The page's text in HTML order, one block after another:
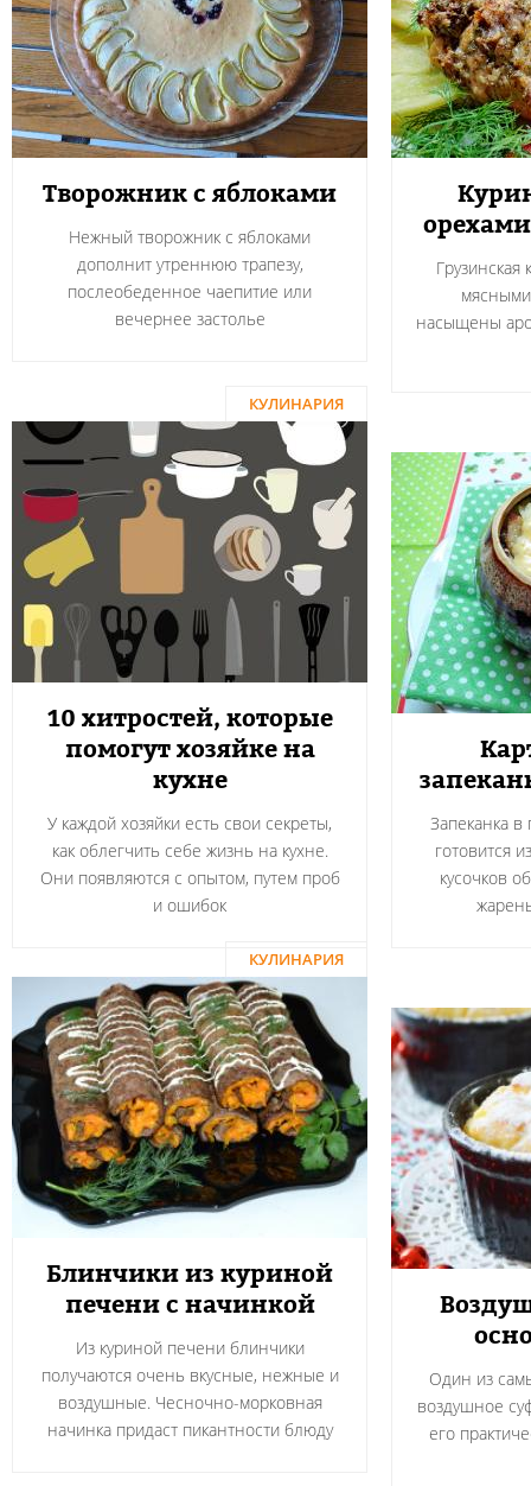
Творожник с яблоками
Нежный творожник с яблоками
дополнит утреннюю трапезу,
послеобеденное чаепитие или
вечернее застолье
Грузинская
насыщены
КУЛИНАРИЯ
10 хитростей, которые
помогут хозяйке на
кухне
У каждой хозяйки есть свои секреты,
как облегчить себе жизнь на кухне.
Они появляются с опытом, путем проб
и ошибок
Запеканка
готовится
кусочков
КУЛИНАРИЯ
Блинчики из куриной
печени с начинкой
Из куриной печени блинчики
получаются очень вкусные, нежные и
воздушные. Чесночно-морковная
начинка придаст пикантности блюду
Один из
воздушное
его